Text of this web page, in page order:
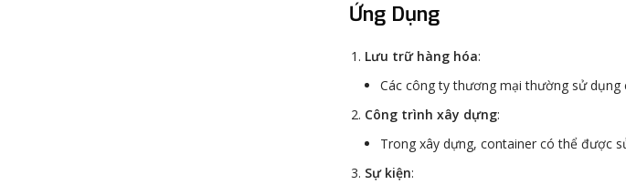
Ứng Dụng
Lưu trữ hàng hóa:
Các công ty thương mại thường sử
Công trình xây dựng:
Trong xây dựng, container có thể được
Sự kiện: